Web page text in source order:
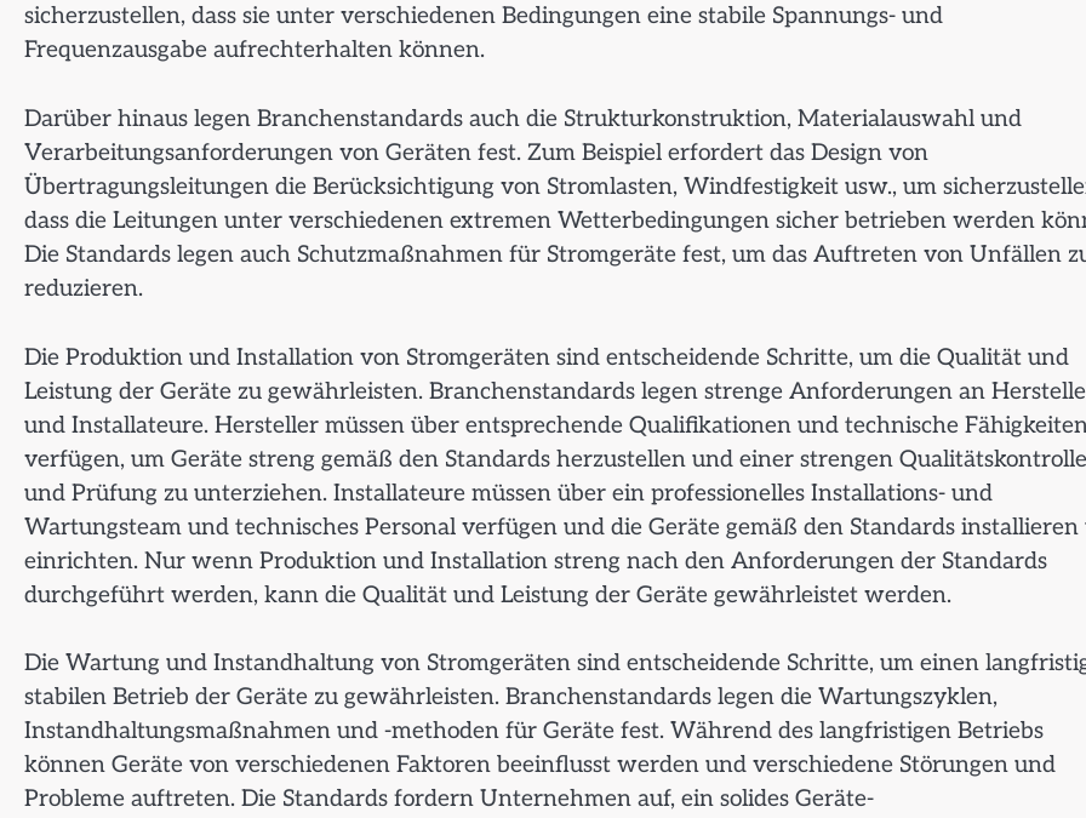
sicherzustellen, dass sie unter verschiedenen Bedingungen eine stabile Spannungs- und
Frequenzausgabe aufrechterhalten können.
Darüber hinaus legen Branchenstandards auch die Strukturkonstruktion, Materialauswahl und
Verarbeitungsanforderungen von Geräten fest. Zum Beispiel erfordert das Design von
Übertragungsleitungen die Berücksichtigung von Stromlasten, Windfestigkeit usw., um
dass die Leitungen unter verschiedenen extremen Wetterbedingungen sicher betrieben werden
Die Standards legen auch Schutzmaßnahmen für Stromgeräte fest, um das Auftreten von Unfällen
reduzieren.
Die Produktion und Installation von Stromgeräten sind entscheidende Schritte, um die Qualität und
Leistung der Geräte zu gewährleisten. Branchenstandards legen strenge Anforderungen an
und Installateure. Hersteller müssen über entsprechende Qualifikationen und technische
verfügen, um Geräte streng gemäß den Standards herzustellen und einer strengen Qualitätskontrolle
und Prüfung zu unterziehen. Installateure müssen über ein professionelles Installations- und
Wartungsteam und technisches Personal verfügen und die Geräte gemäß den Standards installieren
einrichten. Nur wenn Produktion und Installation streng nach den Anforderungen der Standards
durchgeführt werden, kann die Qualität und Leistung der Geräte gewährleistet werden.
Die Wartung und Instandhaltung von Stromgeräten sind entscheidende Schritte, um einen
stabilen Betrieb der Geräte zu gewährleisten. Branchenstandards legen die Wartungszyklen,
Instandhaltungsmaßnahmen und -methoden für Geräte fest. Während des langfristigen Betriebs
können Geräte von verschiedenen Faktoren beeinflusst werden und verschiedene Störungen und
Probleme auftreten. Die Standards fordern Unternehmen auf, ein solides Geräte-